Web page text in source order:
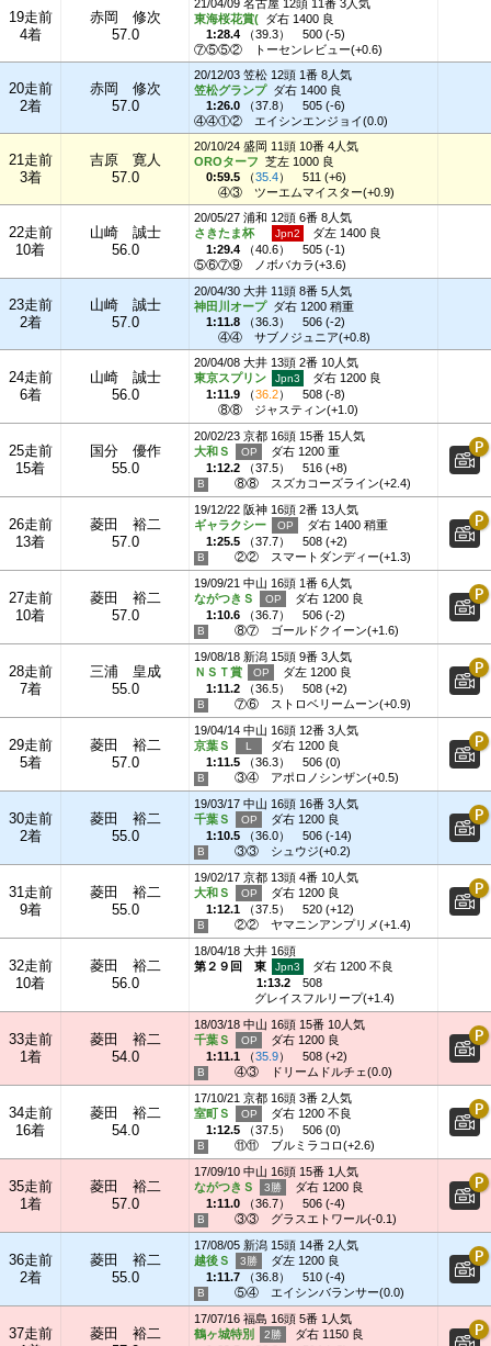
19走前
4着
赤岡 修次
57.0
21/04/09 名古屋 12頭 11番 3人気
東海桜花賞( ダ右 1400 良
1:28.4 （39.3）
500 (-5)
⑦⑤⑤②
トーセンレビュー(+0.6)
20走前
2着
赤岡 修次
57.0
20/12/03 笠松 12頭 1番 8人気
笠松グランプ ダ右 1400 良
1:26.0 （37.8）
505 (-6)
④④①②
エイシンエンジョイ(0.0)
21走前
3着
吉原 寛人
57.0
20/10/24 盛岡 11頭 10番 4人気
OROターフ 芝左 1000 良
0:59.5 （35.4）
511 (+6)
④③
ツーエムマイスター(+0.9)
22走前
10着
山崎 誠士
56.0
20/05/27 浦和 12頭 6番 8人気
さきたま杯
ダ左 1400 良
1:29.4 （40.6）
505 (-1)
⑤⑥⑦⑨
ノボバカラ(+3.6)
23走前
2着
山崎 誠士
57.0
20/04/30 大井 11頭 8番 5人気
神田川オープ ダ右 1200 稍重
1:11.8 （36.3）
506 (-2)
④④
サブノジュニア(+0.8)
24走前
6着
山崎 誠士
56.0
20/04/08 大井 13頭 2番 10人気
東京スプリン
ダ右 1200 良
1:11.9 （36.2）
508 (-8)
⑧⑧
ジャスティン(+1.0)
25走前
15着
国分 優作
55.0
20/02/23 京都 16頭 15番 15人気
大和Ｓ
ダ右 1200 重
1:12.2 （37.5）
516 (+8)
⑧⑧
スズカコーズライン(+2.4)
26走前
13着
菱田 裕二
57.0
19/12/22 阪神 16頭 2番 13人気
ギャラクシー
ダ右 1400 稍重
1:25.5 （37.7）
508 (+2)
②②
スマートダンディー(+1.3)
27走前
10着
菱田 裕二
57.0
19/09/21 中山 16頭 1番 6人気
ながつきＳ
ダ右 1200 良
1:10.6 （36.7）
506 (-2)
⑧⑦
ゴールドクイーン(+1.6)
28走前
7着
三浦 皇成
55.0
19/08/18 新潟 15頭 9番 3人気
ＮＳＴ賞
ダ左 1200 良
1:11.2 （36.5）
508 (+2)
⑦⑥
ストロベリームーン(+0.9)
29走前
5着
菱田 裕二
57.0
19/04/14 中山 16頭 12番 3人気
京葉Ｓ
ダ右 1200 良
1:11.5 （36.3）
506 (0)
③④
アポロノシンザン(+0.5)
30走前
2着
菱田 裕二
55.0
19/03/17 中山 16頭 16番 3人気
千葉Ｓ
ダ右 1200 良
1:10.5 （36.0）
506 (-14)
③③
シュウジ(+0.2)
31走前
9着
菱田 裕二
55.0
19/02/17 京都 13頭 4番 10人気
大和Ｓ
ダ右 1200 良
1:12.1 （37.5）
520 (+12)
②②
ヤマニンアンプリメ(+1.4)
32走前
10着
菱田 裕二
56.0
18/04/18 大井 16頭
第２９回 東
ダ右 1200 不良
1:13.2
508
グレイスフルリープ(+1.4)
33走前
1着
菱田 裕二
54.0
18/03/18 中山 16頭 15番 10人気
千葉Ｓ
ダ右 1200 良
1:11.1 （35.9）
508 (+2)
④③
ドリームドルチェ(0.0)
34走前
16着
菱田 裕二
54.0
17/10/21 京都 16頭 3番 2人気
室町Ｓ
ダ右 1200 不良
1:12.5 （37.5）
506 (0)
⑪⑪
ブルミラコロ(+2.6)
35走前
1着
菱田 裕二
57.0
17/09/10 中山 16頭 15番 1人気
ながつきＳ
ダ右 1200 良
1:11.0 （36.7）
506 (-4)
③③
グラスエトワール(-0.1)
36走前
2着
菱田 裕二
55.0
17/08/05 新潟 15頭 14番 2人気
越後Ｓ
ダ左 1200 良
1:11.7 （36.8）
510 (-4)
⑤④
エイシンバランサー(0.0)
37走前
菱田 裕二
17/07/16 福島 16頭 5番 1人気
鶴ヶ城特別
ダ右 1150 良